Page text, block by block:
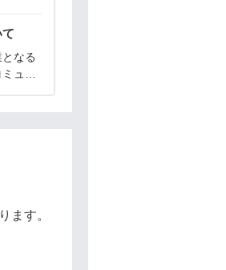
なる
ュニ
ます。